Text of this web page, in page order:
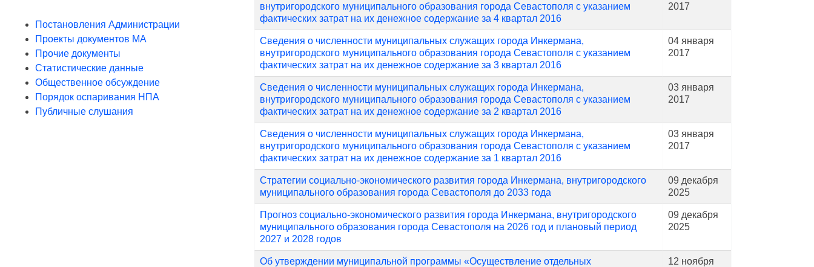
Постановления Администрации
Проекты документов МА
Прочие документы
Статистические данные
Общественное обсуждение
Порядок оспаривания НПА
Публичные слушания
внутригородского муниципального образования города Севастополя с указанием
фактических затрат на их денежное содержание за 4 квартал 2016
2017
Сведения о численности муниципальных служащих города Инкермана,
внутригородского муниципального образования города Севастополя с указанием
фактических затрат на их денежное содержание за 3 квартал 2016
04 января
2017
Сведения о численности муниципальных служащих города Инкермана,
внутригородского муниципального образования города Севастополя с указанием
фактических затрат на их денежное содержание за 2 квартал 2016
03 января
2017
Сведения о численности муниципальных служащих города Инкермана,
внутригородского муниципального образования города Севастополя с указанием
фактических затрат на их денежное содержание за 1 квартал 2016
03 января
2017
Стратегии социально-экономического развития города Инкермана, внутригородского
муниципального образования города Севастополя до 2033 года
09 декабря
2025
Прогноз социально-экономического развития города Инкермана, внутригородского
муниципального образования города Севастополя на 2026 год и плановый период
2027 и 2028 годов
09 декабря
2025
Об утверждении муниципальной программы «Осуществление отдельных
12 ноября